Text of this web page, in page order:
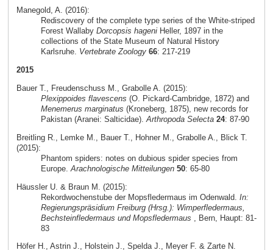
Manegold, A. (2016):
Rediscovery of the complete type series of the White-striped
Forest Wallaby Dorcopsis hageniHeller, 1897 in the
collections of the State Museum of Natural History
Karlsruhe. Vertebrate Zoology 66: 217-219
2015
Bauer T., Freudenschuss M., Grabolle A. (2015):
Plexippoides flavescens (O. Pickard-Cambridge, 1872) and
Menemerus marginatus (Kroneberg, 1875), new records for
Pakistan (Aranei: Salticidae).Arthropoda Selecta 24: 87-90
Breitling R., Lemke M., Bauer T., Hohner M., Grabolle A., Blick T.
(2015):
Phantom spiders: notes on dubious spider species from
Europe. Arachnologische Mitteilungen 50: 65-80
Häussler U. & Braun M. (2015):
Rekordwochenstube der Mopsfledermaus im Odenwald. In:
Regierungspräsidium Freiburg (Hrsg.): Wimperfledermaus,
Bechsteinfledermaus und Mopsfledermaus , Bern, Haupt: 81-
83
Höfer H., Astrin J., Holstein J., Spelda J., Meyer F. & Zarte N.